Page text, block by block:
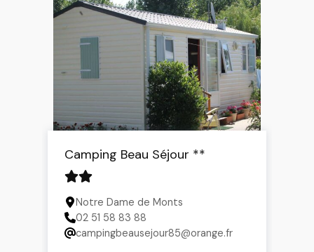
Camping Beau Séjour **
Notre Dame de Monts
02 51 58 83 88
campingbeausejour85@orange.fr